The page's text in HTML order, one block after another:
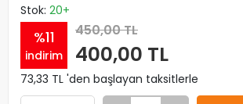
Stok: 20+
%11
indirim
450,00 TL
400,00 TL
73,33 TL 'den başlayan taksitlerle